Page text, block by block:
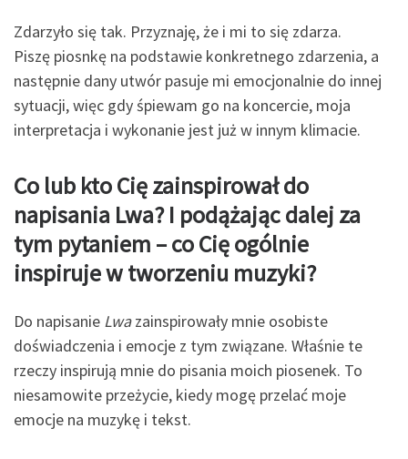
Zdarzyło się tak. Przyznaję, że i mi to się zdarza.
Piszę piosnkę na podstawie konkretnego zdarzenia, a
następnie dany utwór pasuje mi emocjonalnie do innej
sytuacji, więc gdy śpiewam go na koncercie, moja
interpretacja i wykonanie jest już w innym klimacie.
Co lub kto Cię zainspirował do
napisania Lwa? I podążając dalej za
tym pytaniem – co Cięogólnie
inspiruje w tworzeniu muzyki?
Do napisanie Lwazainspirowały mnie osobiste
doświadczenia i emocje z tym związane. Właśnie te
rzeczy inspirują mnie do pisania moich piosenek. To
niesamowite przeżycie, kiedy mogę przelać moje
emocje na muzykę i tekst.